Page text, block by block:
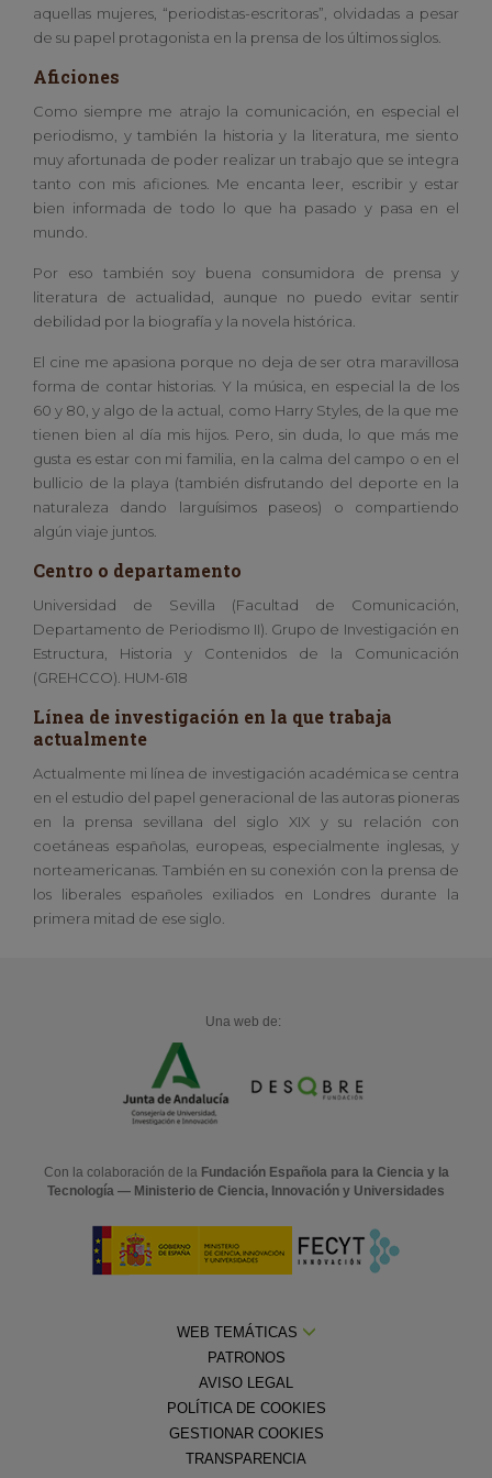
aquellas mujeres, “periodistas-escritoras”, olvidadas a pesar
de su papel protagonista en la prensa de los últimos siglos.
Aficiones
Como siempre me atrajo la comunicación, en especial el
periodismo, y también la historia y la literatura, me siento
muy afortunada de poder realizar un trabajo que se integra
tanto con mis aficiones. Me encanta leer, escribir y estar
bien informada de todo lo que ha pasado y pasa en el
mundo.
Por eso también soy buena consumidora de prensa y
literatura de actualidad, aunque no puedo evitar sentir
debilidad por la biografía y la novela histórica.
El cine me apasiona porque no deja de ser otra maravillosa
forma de contar historias. Y la música, en especial la de los
60 y 80, y algo de la actual, como Harry Styles, de la que me
tienen bien al día mis hijos. Pero, sin duda, lo que más me
gusta es estar con mi familia, en la calma del campo o en el
bullicio de la playa (también disfrutando del deporte en la
naturaleza dando larguísimos paseos) o compartiendo
algún viaje juntos.
Centro o departamento
Universidad de Sevilla (Facultad de Comunicación,
Departamento de Periodismo II). Grupo de Investigación en
Estructura, Historia y Contenidos de la Comunicación
(GREHCCO). HUM-618
Línea de investigación en la que trabaja
actualmente
Actualmente mi línea de investigación académica se centra
en el estudio del papel generacional de las autoras pioneras
en la prensa sevillana del siglo XIX y su relación con
coetáneas españolas, europeas, especialmente inglesas, y
norteamericanas. También en su conexión con la prensa de
los liberales españoles exiliados en Londres durante la
primera mitad de ese siglo.
Una web de:
Con la colaboración de la Fundación Española para la Ciencia y la
Tecnología — Ministerio de Ciencia, Innovación y Universidades
WEB TEMÁTICAS
PATRONOS
AVISO LEGAL
POLÍTICA DE COOKIES
GESTIONAR COOKIES
TRANSPARENCIA